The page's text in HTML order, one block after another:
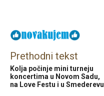
Prethodni tekst
Kolja počinje mini turneju
koncertima u Novom Sadu,
na Love Festu i u Smederevu